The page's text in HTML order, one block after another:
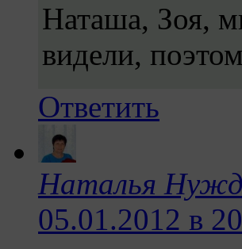
Наташа, Зоя,
видели,
Ответить
Наталья
05.01.2012 в